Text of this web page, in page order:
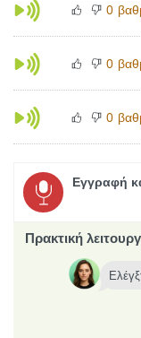
0
0
0
Εγγραφή
Πρακτική